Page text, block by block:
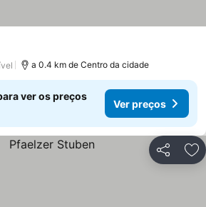
a 0.4 km de Centro da cidade
ver os preços
Ver preços
Partilhar